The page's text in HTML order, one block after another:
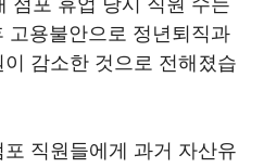
점포 휴업 당시 직원 수는
고용불안으로 정년퇴직과
감소한 것으로 전해졌습
직원들에게 과거 자산유